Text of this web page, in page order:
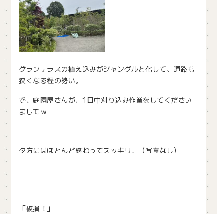
グランテラスの植え込みがジャングルと化して、通路も
狭くなる程の勢い。
で、庭園屋さんが、1日中刈り込み作業をしてください
ましてｗ
夕方にはほとんど終わってスッキリ。（写真なし）
「破損！」